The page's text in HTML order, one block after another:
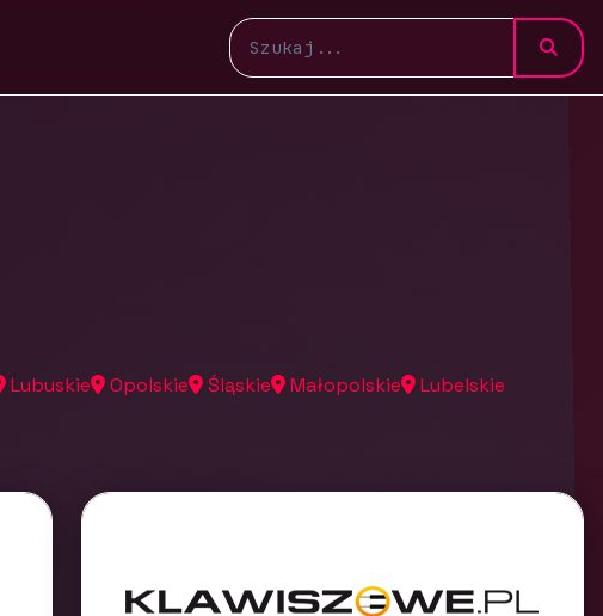
Lubuskie Opolskie Śląskie Małopolskie
Lubelskie